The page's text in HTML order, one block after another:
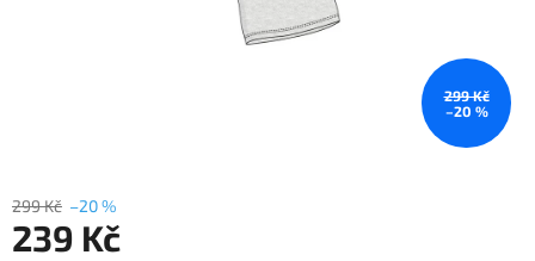
299 Kč
–20 %
299 Kč –20 %
239 Kč